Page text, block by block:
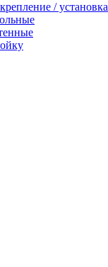
/ установка